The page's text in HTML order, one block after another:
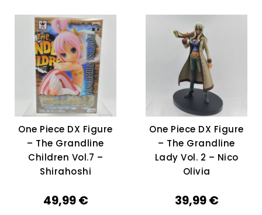
One Piece DX Figure
– The Grandline
Children Vol.7 –
Shirahoshi
49,99€
One Piece DX Figure
– The Grandline
Lady Vol. 2 – Nico
Olivia
39,99€